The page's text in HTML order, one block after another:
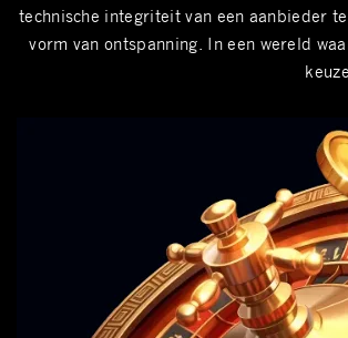
technische integriteit van een aanbieder
vorm van ontspanning. In een wereld